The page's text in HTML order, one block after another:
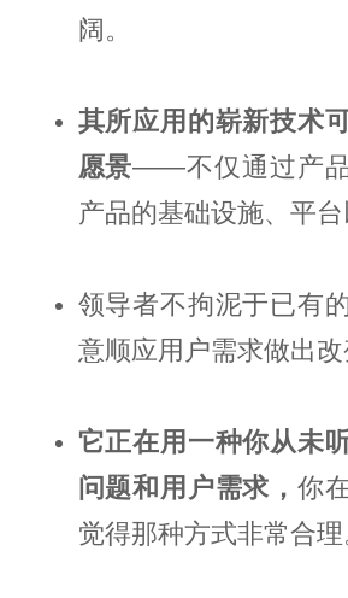
阔。
其所应用的崭新技术
愿景——不仅通过产
产品的基础设施、平台
领导者不拘泥于已有
意顺应用户需求做出改
它正在用一种你从未
问题和用户需求，你
觉得那种方式非常合理